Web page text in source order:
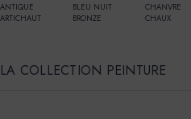
ANTIQUE
ARTICHAUT
BLEU NUIT
BRONZE
CHANVRE
CHAUX
LA COLLECTION PEINTURE